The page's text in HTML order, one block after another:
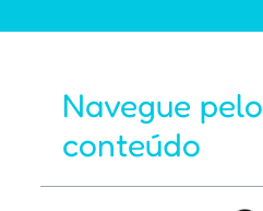
Navegue pelo
conteúdo